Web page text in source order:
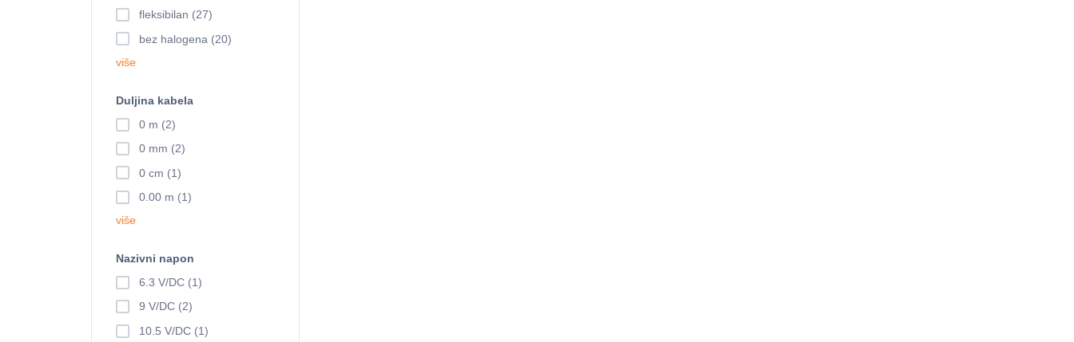
fleksibilan (27)
bez halogena (20)
više
Duljina kabela
0 m (2)
0 mm (2)
0 cm (1)
0.00 m (1)
više
Nazivni napon
6.3 V/DC (1)
9 V/DC (2)
10.5 V/DC (1)